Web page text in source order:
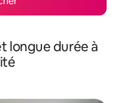
longue durée à